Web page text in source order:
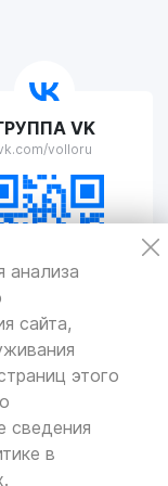
анализа
сайта,
этого
сведения
в
.
17А
19:00
VK
volloru
защищена законом